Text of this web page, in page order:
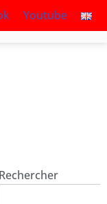
Youtube
Rechercher